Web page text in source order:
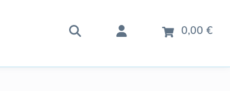
0,00 €